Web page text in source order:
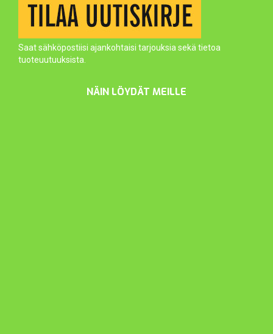
Saat sähköpostiisi ajankohtaisi tarjouksia sekä tietoa
tuoteuutuuksista.
NÄIN LÖYDÄT MEILLE